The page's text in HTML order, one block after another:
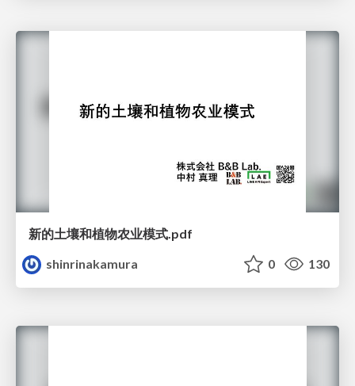
新的土壤和植物农业模式.pdf
shinrinakamura
0 130